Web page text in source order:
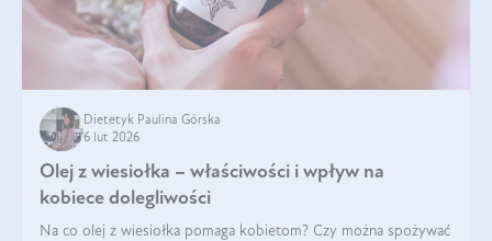
Dietetyk Paulina Górska
6 lut 2026
Olej z wiesiołka – właściwości i wpływ na
kobiece dolegliwości
Na co olej z wiesiołka pomaga kobietom? Czy można spożywać